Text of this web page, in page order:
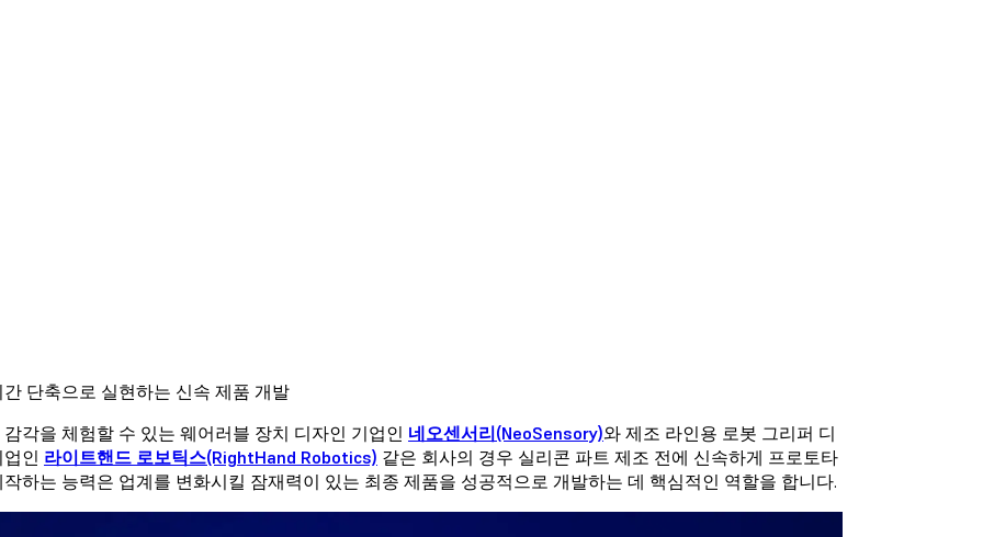
단축으로 실현하는 신속 제품 개발
각을 체험할 수 있는 웨어러블 장치 디자인 기업인 네오센서리(NeoSensory)와 제조 라인용 로봇 그리퍼 디
인 라이트핸드 로보틱스(RightHand Robotics) 같은 회사의 경우 실리콘 파트 제조 전에 신속하게 프로토타
하는 능력은 업계를 변화시킬 잠재력이 있는 최종 제품을 성공적으로 개발하는 데 핵심적인 역할을 합니다.